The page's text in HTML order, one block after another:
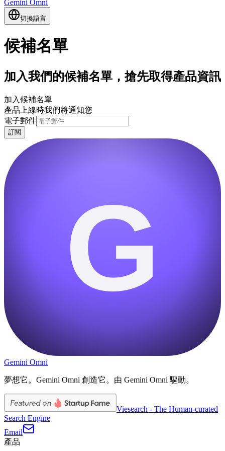
Gemini Omni
切換語言
候補名單
加入我們的候補名單，搶先取得產品資訊
加入候補名單
產品上線時我們將通知您
電子郵件
訂閱
G
Gemini Omni
夢想它。Gemini Omni 創造它。由 Gemini Omni 驅動。
Viesearch - The Human-curated
Search Engine
Email
產品